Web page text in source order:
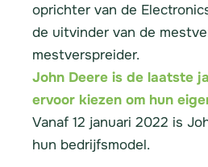
oprichter van de
de uitvinder van de
mestverspreider.
John Deere is de laatste
ervoor kiezen om hun
Vanaf 12 januari 2022 is
hun bedrijfsmodel.